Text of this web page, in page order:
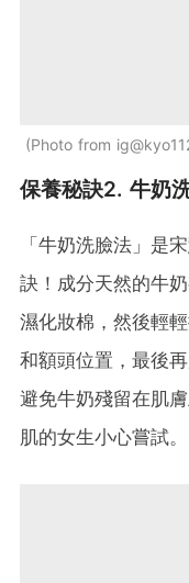
Photo from
保養秘訣2. 牛奶
「牛奶洗臉法」是
訣！成分天然的牛
濕化妝棉，然後輕
和額頭位置，最後
避免牛奶殘留在肌
肌的女生小心嘗試。